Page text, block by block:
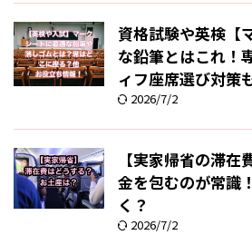
資格試験や英検【
な鉛筆とはこれ！
ィフ座席選び対策
2026/7/2
【実家帰省の滞
金を包むのが常識
く？
2026/7/2